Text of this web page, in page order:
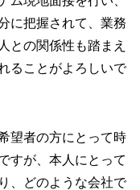
に把握されて、業務
との関係性も踏まえ
ることがよろしいで
望者の方にとって時
すが、本人にとって
、どのような会社で